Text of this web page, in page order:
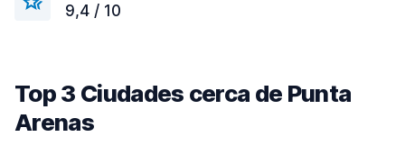
9,4 / 10
Top 3 Ciudades cerca de Punta
Arenas